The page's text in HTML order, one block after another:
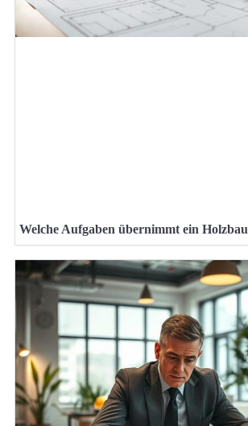
Welche Aufgaben übernimmt ein